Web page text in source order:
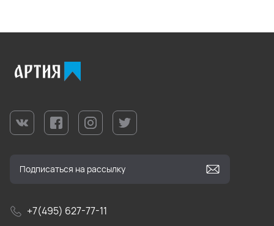
+7(495) 627-77-11